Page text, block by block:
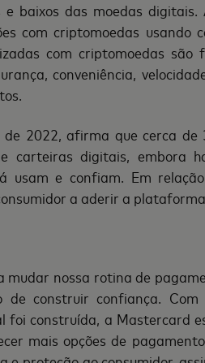
baixos das moedas digitais.
com criptomoedas usando
com criptomoedas
ça, conveniência,
2022, afirma que cerca de
carteiras digitais, embora
á usam e confiam. Em
a aderir a
mudar nossa rotina de
de construir confiança. Com
foi construída, a Mastercard
mais opções de